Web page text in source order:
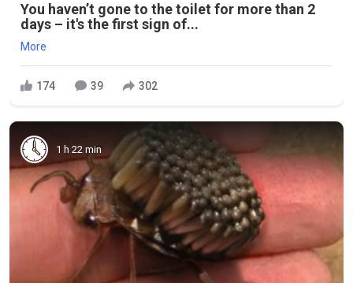
You haven’t gone to the toilet for more than 2
days – it's the first sign of...
More
174 39 302
1 h 22 min